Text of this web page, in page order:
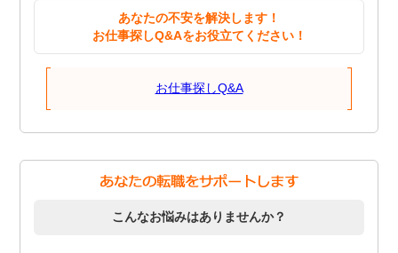
あなたの不安を解決します！
お仕事探しQ&Aをお役立てください！
お仕事探しQ&A
こんなお悩みはありませんか？